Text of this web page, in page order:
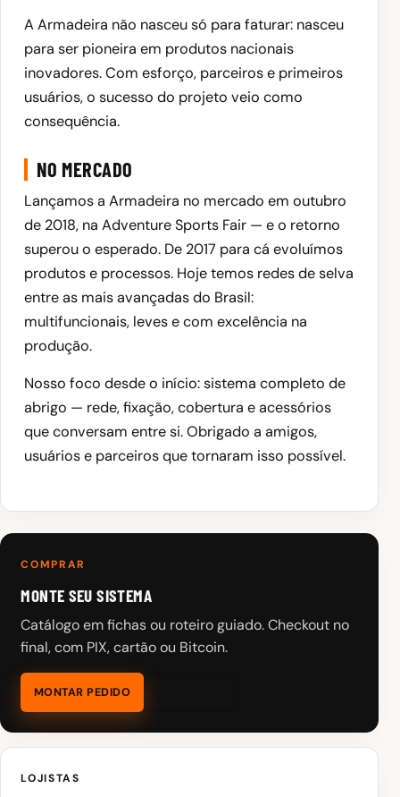
A Armadeira não nasceu só para faturar: nasceu
para ser pioneira em produtos nacionais
inovadores. Com esforço, parceiros e primeiros
usuários, o sucesso do projeto veio como
consequência.
NO MERCADO
Lançamos a Armadeira no mercado em outubro
de 2018, na Adventure Sports Fair — e o retorno
superou o esperado. De 2017 para cá evoluímos
produtos e processos. Hoje temos redes de selva
entre as mais avançadas do Brasil:
multifuncionais, leves e com excelência na
produção.
Nosso foco desde o início: sistema completo de
abrigo — rede, fixação, cobertura e acessórios
que conversam entre si. Obrigado a amigos,
usuários e parceiros que tornaram isso possível.
COMPRAR
MONTE SEU SISTEMA
Catálogo em fichas ou roteiro guiado. Checkout no
final, com PIX, cartão ou Bitcoin.
MONTAR PEDIDO
LOJISTAS